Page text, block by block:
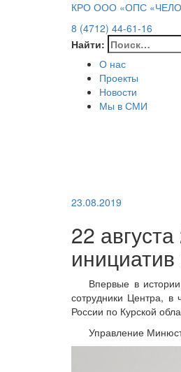
КРО ООО «ОПС
8 (4712) 44-61-16
Найти:
О нас
Проекты
Новости
Мы в СМИ
23.08.2019
22
Впервые в
сотрудники Центра, в
России по Курской
Управление